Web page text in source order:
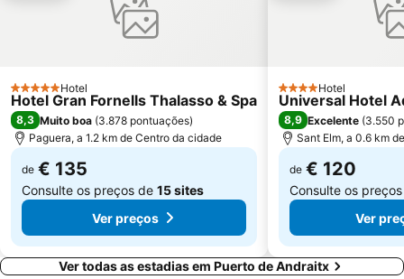
Platja La Romana o Platja Peguera Romana o Platja dels Morts
Passeios por Palma de Mallorca
Club Nàutic Santa Ponça
Port de Portals
Gran Hotel
Palma Intermodal Station
5 EstrelasHotel
Hotel Gran Fornells Thalasso & Spa
8,3 Muito boa (3.878 pontuações)
Paguera, a 1.2 km de Centro da cidade
de € 135
Consulte os preços de 15 sites
Ver preços
4 Estrelas
Hotel
Universal Hotel
8,9 Excelente (3.550
Sant Elm, a 0.6 km
de € 120
Consulte os
Ver
Ver todas as estadias em Puerto de Andraitx